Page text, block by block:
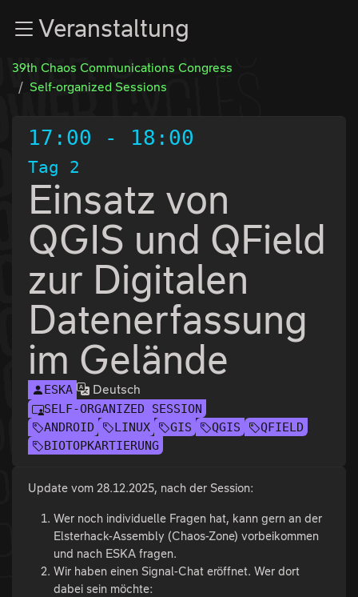
Zum InhaltVeranstaltung
39th Chaos Communications Congress
Self-organized Sessions
17:00 - 18:00
Tag 2
Einsatz von
QGIS und QField
zur Digitalen
Datenerfassung
im Gelände
ESKA Deutsch
SELF-ORGANIZED SESSION
ANDROID
LINUX GIS QGIS
QFIELD
BIOTOPKARTIERUNG
Update vom 28.12.2025, nach der Session:
Wer noch individuelle Fragen hat, kann gern an der
Elsterhack-Assembly (Chaos-Zone) vorbeikommen
und nach ESKA fragen.
Wir haben einen Signal-Chat eröffnet. Wer dort
dabei sein möchte: